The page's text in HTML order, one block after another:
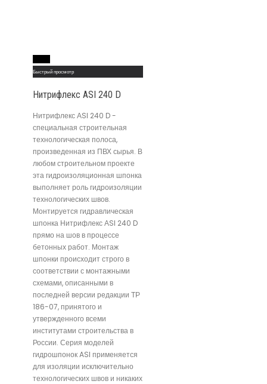
Быстрый просмотр
Нитрифлекс АSI 240 D
Нитрифлекс АSI 240 D -
специальная строительная
технологическая полоса,
произведенная из ПВХ сырья. В
любом строительном проекте
эта гидроизоляционная шпонка
выполняет роль гидроизоляции
технологических швов.
Монтируется гидравлическая
шпонка Нитрифлекс АSI 240 D
прямо на шов в процессе
бетонных работ. Монтаж
шпонки происходит строго в
соответствии с монтажными
схемами, описанными в
последней версии редакции ТР
186-07, принятого и
утвержденного всеми
институтами строительства в
России. Серия моделей
гидрошпонок ASI применяется
для изоляции исключительно
технологических швов и никаких